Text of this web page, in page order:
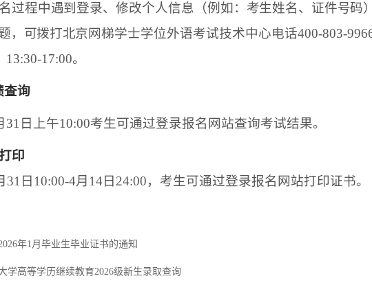
过程中遇到登录、修改个人信息（例如：考生姓名、 证件号码
，可拨打北京网梯学士学位外语考试技术中心电话400-803-
17:00。
查询
31日上午10:00考生可通过登录报名网站查询考试结果。
印
31日10:00-4月14日24:00，考生可通过登录报名网站打印证书。
年1月毕业生毕业证书的通知
学高等学历继续教育2026级新生录取查询